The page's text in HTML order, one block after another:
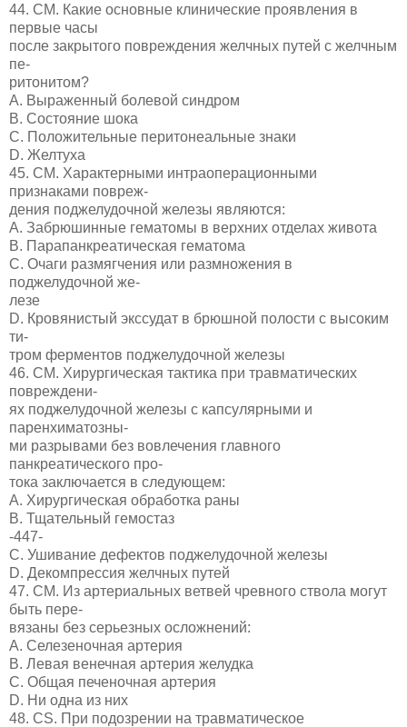
44. СМ. Какие основные клинические проявления в
первые часы
после закрытого повреждения желчных путей с желчным
пе-
ритонитом?
A. Выраженный болевой синдром
B. Состояние шока
C. Положительные перитонеальные знаки
D. Желтуха
45. СМ. Характерными интраоперационными
признаками повреж-
дения поджелудочной железы являются:
A. Забрюшинные гематомы в верхних отделах живота
B. Парапанкреатическая гематома
C. Очаги размягчения или размножения в
поджелудочной же-
лезе
D. Кровянистый экссудат в брюшной полости с высоким
ти-
тром ферментов поджелудочной железы
46. СМ. Хирургическая тактика при травматических
повреждени-
ях поджелудочной железы с капсулярными и
паренхиматозны-
ми разрывами без вовлечения главного
панкреатического про-
тока заключается в следующем:
A. Хирургическая обработка раны
B. Тщательный гемостаз
-447-
C. Ушивание дефектов поджелудочной железы
D. Декомпрессия желчных путей
47. СМ. Из артериальных ветвей чревного ствола могут
быть пере-
вязаны без серьезных осложнений:
A. Селезеночная артерия
B. Левая венечная артерия желудка
C. Общая печеночная артерия
D. Ни одна из них
48. CS. При подозрении на травматическое